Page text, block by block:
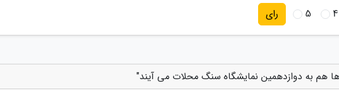
4
5 رای
هم به دوازدهمین نمایشگاه سنگ محلات می آیند"